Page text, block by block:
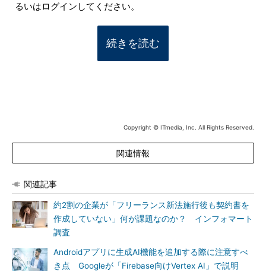
るいはログインしてください。
続きを読む
Copyright © ITmedia, Inc. All Rights Reserved.
関連情報
関連記事
約2割の企業が「フリーランス新法施行後も契約書を
作成していない」何が課題なのか？ インフォマート
調査
Androidアプリに生成AI機能を追加する際に注意すべ
き点 Googleが「Firebase向けVertex AI」で説明